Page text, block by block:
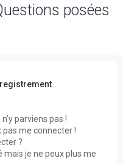
posées
parviens pas !
me connecter !
?
mais je ne peux plus me